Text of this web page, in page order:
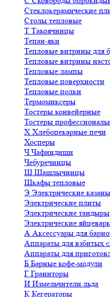
Стеклокерамические
Столы тепловые
Т Такоячницы
Тепан-яки
Тепловые витрины для
Тепловые витрины
Тепловые лампы
Тепловые поверхности
Тепловые полки
Термомиксеры
Тостеры конвейерные
Тостеры
Х Хлебопекарные печи
Хосперы
ЧЧафиндиши
Чебуречницы
Ш Шашлычницы
Шкафы тепловые
Э Электрические казаны
Электрические плиты
Электрические тандыры
Электрические
А Аксессуары для
Аппараты для взбитых
Аппараты для
Б Барные кофе-модули
Г Граниторы
И Измельчители льда
К Кегераторы